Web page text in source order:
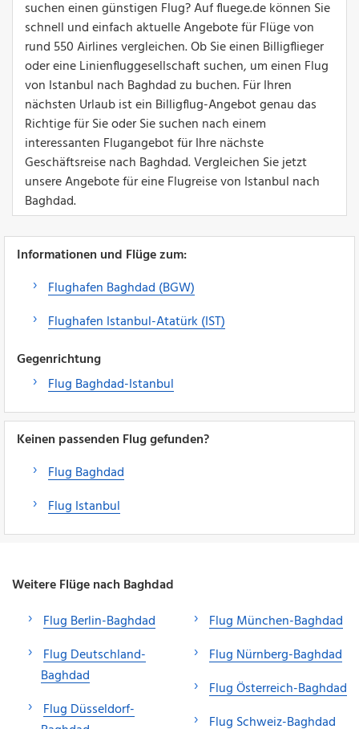
suchen einen günstigen Flug? Auf fluege.de können Sie
schnell und einfach aktuelle Angebote für Flüge von
rund 550 Airlines vergleichen. Ob Sie einen Billigflieger
oder eine Linienfluggesellschaft suchen, um einen Flug
von Istanbul nach Baghdad zu buchen. Für Ihren
nächsten Urlaub ist ein Billigflug-Angebot genau das
Richtige für Sie oder Sie suchen nach einem
interessanten Flugangebot für Ihre nächste
Geschäftsreise nach Baghdad. Vergleichen Sie jetzt
unsere Angebote für eine Flugreise von Istanbul nach
Baghdad.
Informationen und Flüge zum:
Flughafen Baghdad (BGW)
Flughafen Istanbul-Atatürk (IST)
Gegenrichtung
Flug Baghdad-Istanbul
Keinen passenden Flug gefunden?
Flug Baghdad
Flug Istanbul
Weitere Flüge nach Baghdad
Flug Berlin-Baghdad
Flug Deutschland-
Baghdad
Flug Düsseldorf-
Flug München-Baghdad
Flug Nürnberg-Baghdad
Flug Österreich-Baghdad
Flug Schweiz-Baghdad